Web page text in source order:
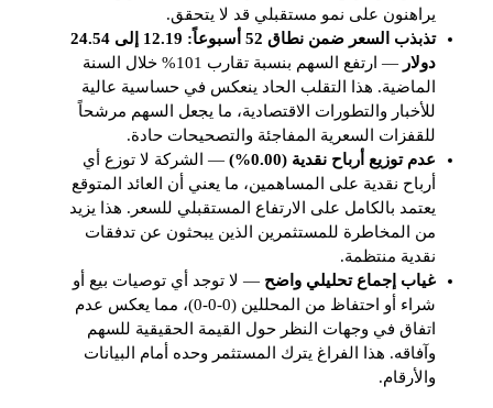
يراهنون على نمو مستقبلي قد لا يتحقق.
تذبذب السعر ضمن نطاق 52 أسبوعاً: 12.19 إلى 24.54
دولار
— ارتفع السهم بنسبة تقارب 101% خلال السنة
الماضية. هذا التقلب الحاد ينعكس في حساسية عالية
للأخبار والتطورات الاقتصادية، ما يجعل السهم مرشحاً
للقفزات السعرية المفاجئة والتصحيحات حادة.
عدم توزيع أرباح نقدية (0.00%)
— الشركة لا توزع أي
أرباح نقدية على المساهمين، ما يعني أن العائد المتوقع
يعتمد بالكامل على الارتفاع المستقبلي للسعر. هذا يزيد
من المخاطرة للمستثمرين الذين يبحثون عن تدفقات
نقدية منتظمة.
غياب إجماع تحليلي واضح— لا توجد أي توصيات بيع أو
شراء أو احتفاظ من المحللين (0-0-0)، مما يعكس عدم
اتفاق في وجهات النظر حول القيمة الحقيقية للسهم
وآفاقه. هذا الفراغ يترك المستثمر وحده أمام البيانات
والأرقام.